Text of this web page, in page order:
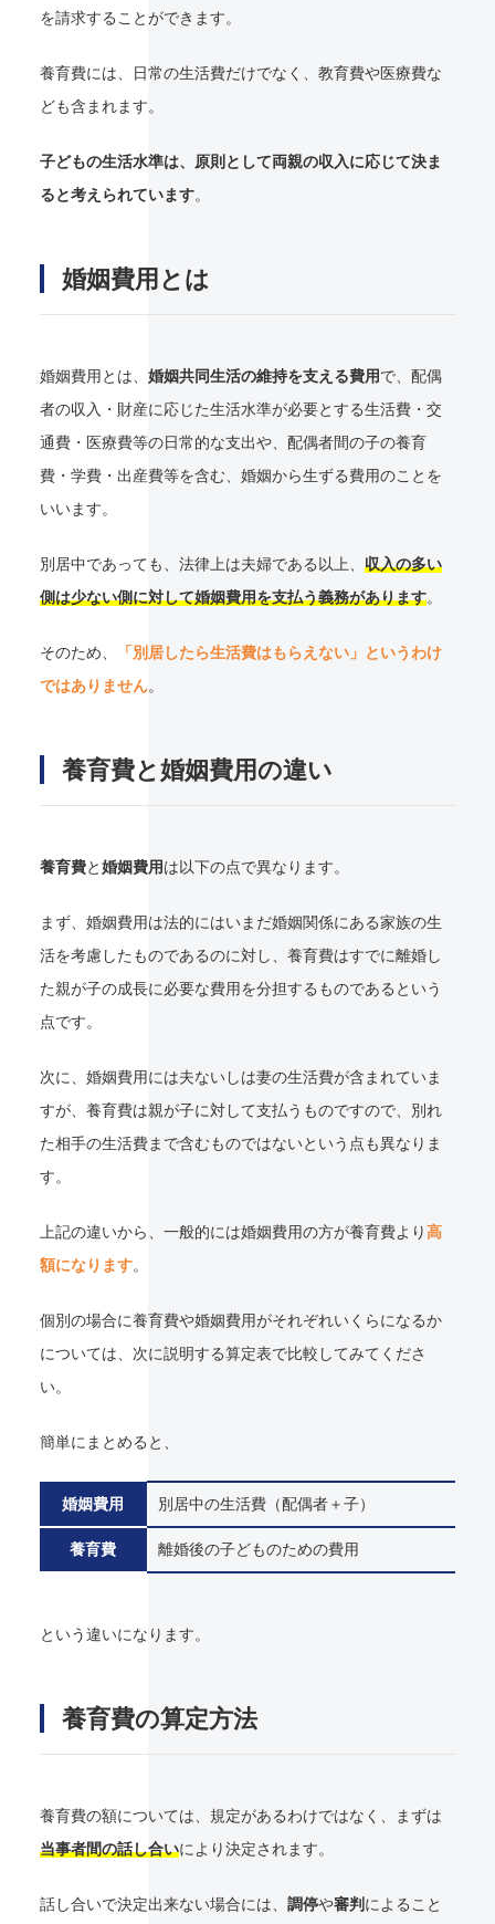
を請求することができます。
養育費には、日常の生活費だけでなく、教育費や医療費な
ども含まれます。
子どもの生活水準は、原則として両親の収入に応じて決ま
ると考えられています。
婚姻費用とは
婚姻費用とは、 婚姻共同生活の維持を支える費用で、配偶
者の収入・財産に応じた生活水準が必要とする生活費・交
通費・医療費等の日常的な支出や、配偶者間の子の養育
費・学費・出産費等を含む、婚姻から生ずる費用のことを
いいます。
別居中であっても、法律上は夫婦である以上、 収入の多い
側は少ない側に対して婚姻費用を支払う義務があります。
そのため、
「別居したら生活費はもらえない」というわけ
ではありません。
養育費と婚姻費用の違い
養育費と婚姻費用は以下の点で異なります。
まず、婚姻費用は法的にはいまだ婚姻関係にある家族の生
活を考慮したものであるのに対し、養育費はすでに離婚し
た親が子の成長に必要な費用を分担するものであるという
点です。
次に、婚姻費用には夫ないしは妻の生活費が含まれていま
すが、養育費は親が子に対して支払うものですので、別れ
た相手の生活費まで含むものではないという点も異なりま
す。
上記の違いから、一般的には婚姻費用の方が養育費より高
額になります。
個別の場合に養育費や婚姻費用がそれぞれいくらになるか
については、次に説明する算定表で比較してみてくださ
い。
簡単にまとめると、
婚姻費用 別居中の生活費（配偶者＋子）
養育費 離婚後の子どものための費用
という違いになります。
養育費の算定方法
養育費の額については、規定があるわけではなく、まずは
当事者間の話し合いにより決定されます。
話し合いで決定出来ない場合には、 調停や審判 によること